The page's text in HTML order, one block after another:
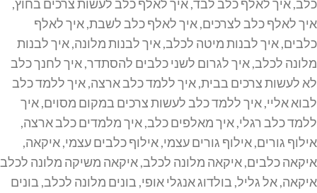
כלב,איך לאלף כלב לבד,איך לאלף כלב לעשות צרכים בחוץ,
איך לאלף כלב לצרכים,איך לאלף כלב לשבת,איך לאלף
כלבים,איך לבנות מיטה לכלב,איך לבנות מלונה,איך לבנות
מלונה לכלב,איך לגרום לשני כלבים להסתדר,איך לחנך כלב
לא לעשות צרכים בבית,איך ללמד כלב ארצה,איך ללמד כלב
לבוא אליי,איך ללמד כלב לעשות צרכים במקום מסוים,איך
ללמד כלב רגלי,איך מאלפים כלב,איך מלמדים כלב ארצה,
אילוף גורים,אילוף גורים עצמי,אילוף כלבים עצמי,איקאה,
איקאה כלבים,איקאה מלונה לכלב,איקאה משיקה מלונה לכלב
איקאה,אל גליל, בולדוג אנגלי אופי, בונים מלונה לכלב, בונים